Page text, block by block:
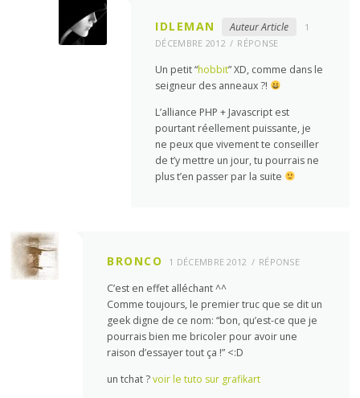
IDLEMAN Auteur Article
1
DÉCEMBRE 2012
RÉPONSE
Un petit “hobbit” XD, comme dans le
seigneur des anneaux ?!
L’alliance PHP + Javascript est
pourtant réellement puissante, je
ne peux que vivement te conseiller
de t’y mettre un jour, tu pourrais ne
plus t’en passer par la suite
BRONCO 1 DÉCEMBRE 2012 RÉPONSE
C’est en effet alléchant ^^
Comme toujours, le premier truc que se dit un
geek digne de ce nom: “bon, qu’est-ce que je
pourrais bien me bricoler pour avoir une
raison d’essayer tout ça !” <:D
un tchat ?voir le tuto sur grafikart